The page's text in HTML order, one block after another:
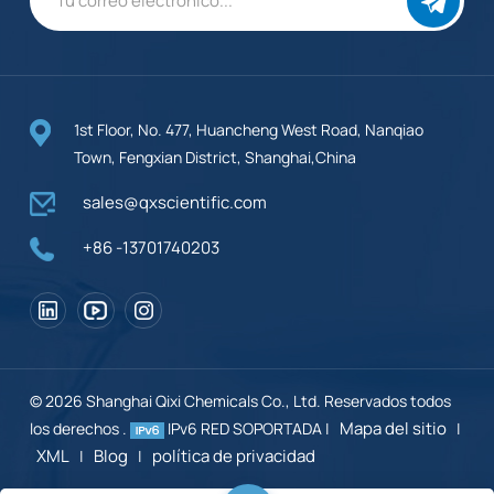
1st Floor, No. 477, Huancheng West Road, Nanqiao
Town, Fengxian District, Shanghai,China
sales@qxscientific.com
+86 -13701740203
© 2026 Shanghai Qixi Chemicals Co., Ltd. Reservados todos
los derechos .
IPv6 RED SOPORTADA | Mapa del sitio |
XML | Blog | política de privacidad